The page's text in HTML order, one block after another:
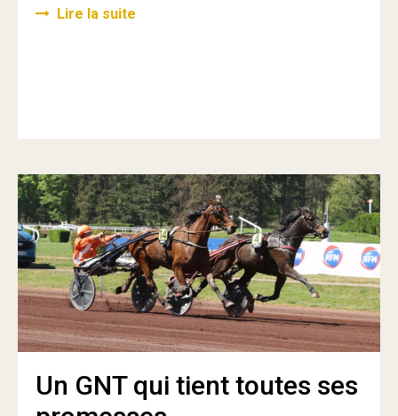
Lire la suite
Un GNT qui tient toutes ses